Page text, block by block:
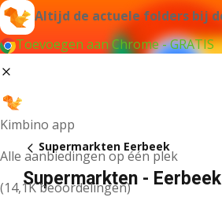
Altijd de actuele folders bij
Toevoegen aan Chrome - GRATIS
Kimbino app
Alle aanbiedingen op één plek
(14,1K beoordelingen)
Supermarkten Eerbeek
Supermarkten - Eerbeek